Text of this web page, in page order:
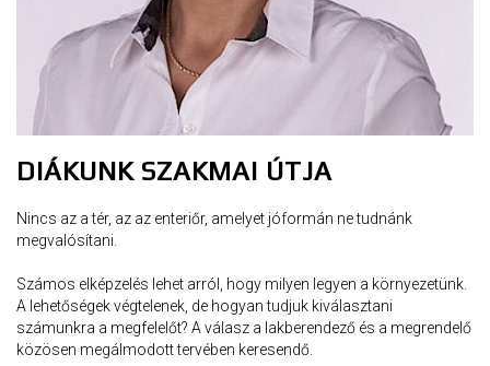
DIÁKUNK SZAKMAI ÚTJA
Nincs az a tér, az az enteriőr, amelyet jóformán ne tudnánk
megvalósítani.
Számos elképzelés lehet arról, hogy milyen legyen a környezetünk.
A lehetőségek végtelenek, de hogyan tudjuk kiválasztani
számunkra a megfelelőt? A válasz a lakberendező és a megrendelő
közösen megálmodott tervében keresendő.